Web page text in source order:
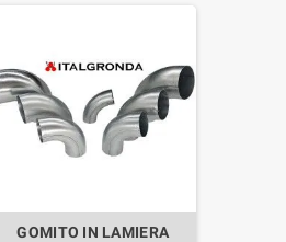
GOMITO IN LAMIERA